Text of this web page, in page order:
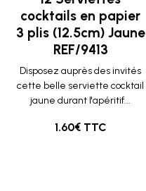
cocktails en papier
3 plis (12.5cm) Jaune
REF/9413
Disposez auprès des invités
cette belle serviette cocktail
jaune durant l'apéritif...
1.60€ TTC